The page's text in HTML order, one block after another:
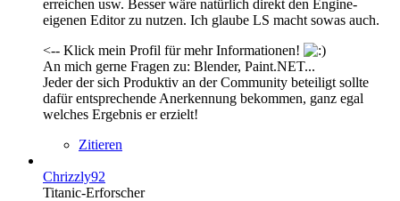
erreichen usw. Besser wäre natürlich direkt den Engine-
eigenen Editor zu nutzen. Ich glaube LS macht sowas auch.
<-- Klick mein Profil für mehr Informationen!
An mich gerne Fragen zu: Blender, Paint.NET...
Jeder der sich Produktiv an der Community beteiligt sollte
dafür entsprechende Anerkennung bekommen, ganz egal
welches Ergebnis er erzielt!
Zitieren
Chrizzly92
Titanic-Erforscher